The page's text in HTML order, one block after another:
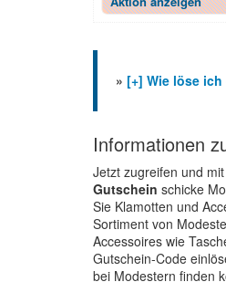
» [+] Wie löse
Informationen
Jetzt zugreifen und
Gutschein schicke
Sie Klamotten und
Sortiment von
Accessoires wie
Gutschein-Code
bei Modestern finden